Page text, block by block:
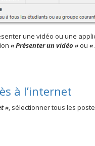
une vidéo ou une
« Présenter un vidéo » ou «
à l’internet
», sélectionner tous les